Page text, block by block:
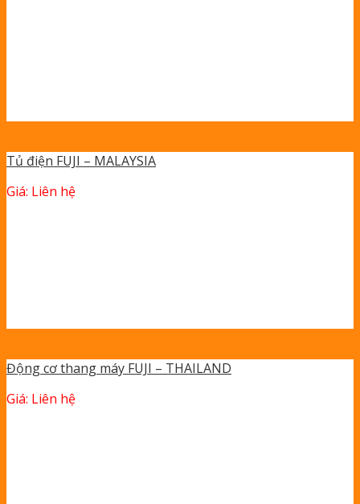
Tủ điện FUJI – MALAYSIA
Giá: Liên hệ
Động cơ thang máy FUJI – THAILAND
Giá: Liên hệ